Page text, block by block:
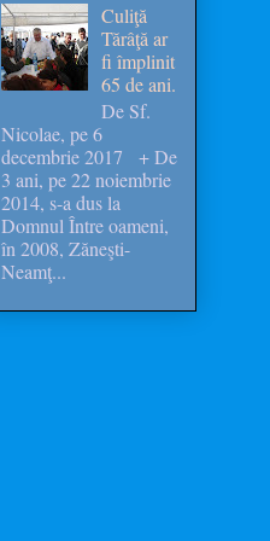
Culiţă
Tărâţă ar
fi împlinit
65 de ani.
De Sf.
Nicolae, pe 6
decembrie 2017 + De
3 ani, pe 22 noiembrie
2014, s-a dus la
Domnul Între oameni,
în 2008, Zăneşti-
Neamţ...